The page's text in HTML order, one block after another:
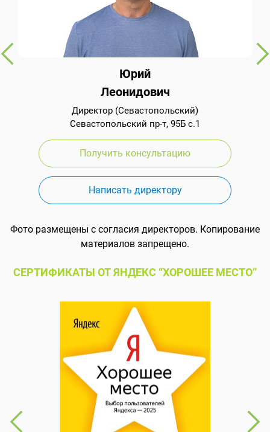
Юрий
Леонидович
Директор (Севастопольский)
Севастопольский пр-т, 95Б с.1
Получить консультацию
Написать директору
Фото размещены с согласия директоров. Копирование
материалов запрещено.
СЕРТИФИКАТЫ ОТ ЯНДЕКС “ХОРОШЕЕ МЕСТО”